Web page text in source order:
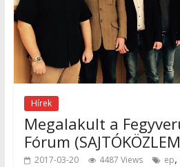
Hírek
Megalakult a
Fórum
2017-03-20 4487 Views ep,